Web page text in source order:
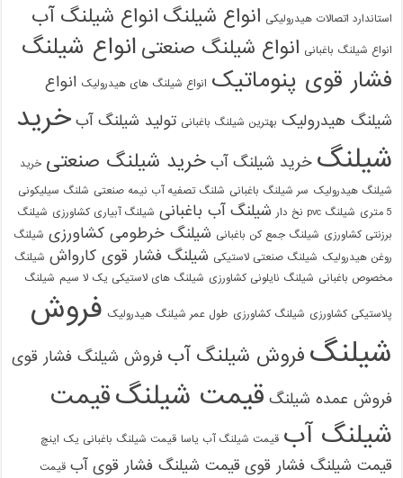
استاندارد اتصالات هیدرولیکی انواع شیلنگ انواع شیلنگ آب
انواع شیلنگ باغبانی انواع شیلنگ صنعتی انواع شیلنگ
فشار قوی پنوماتیک انواع شیلنگ های هیدرولیک انواع
شیلنگ هیدرولیک بهترین شیلنگ باغبانی تولید شیلنگ آب خرید
شیلنگ خرید شیلنگ آب خرید شیلنگ صنعتی خرید
شیلنگ هیدرولیک سر شیلنگ باغبانی شلنگ تصفیه آب نیمه صنعتی شلنگ سیلیکونی
5 متری
شیلنگ pvc نخ دار شیلنگ آب باغبانی شیلنگ آبیاری کشاورزی شیلنگ
برزنتی کشاورزی شیلنگ جمع کن باغبانی شیلنگ خرطومی کشاورزی شیلنگ
روغن هیدرولیک شیلنگ صنعتی لاستیکی شیلنگ فشار قوی کارواش شیلنگ
مخصوص باغبانی شیلنگ نایلونی کشاورزی شیلنگ های لاستیکی یک لا سیم شیلنگ
پلاستیکی کشاورزی شیلنگ کشاورزی طول عمر شیلنگ هیدرولیک فروش
شیلنگ فروش شیلنگ آب فروش شیلنگ فشار قوی
فروش عمده شیلنگ قیمت شیلنگقیمت
شیلنگ آب قیمت شیلنگ آب یاسا قیمت شیلنگ باغبانی یک اینچ
قیمت شیلنگ فشار قوی قیمت شیلنگ فشار قوی آب قیمت